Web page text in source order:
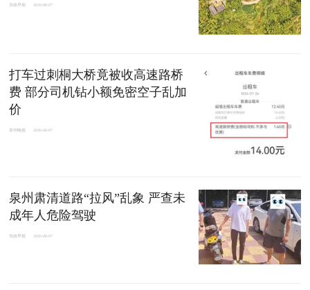
东南早报 2026-08-07
打车过刺桐大桥竟被收高速路桥
费 部分司机钻小额免密空子乱加
价
泉州晚报 2026-08-07
泉州肃清道路“拉风”乱象 严查未
成年人危险驾驶
东南早报 2026-08-07